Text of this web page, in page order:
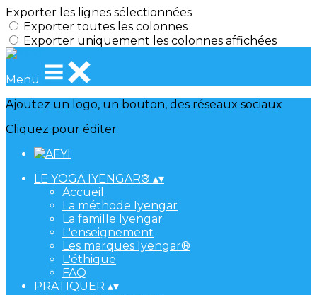
Exporter les lignes sélectionnées
Exporter toutes les colonnes
Exporter uniquement les colonnes affichées
Menu
Ajoutez un logo, un bouton, des réseaux sociaux
Cliquez pour éditer
LE YOGA IYENGAR® ▴▾
Accueil
La méthode Iyengar
La famille Iyengar
L'enseignement
Les marques Iyengar®
L'éthique
FAQ
PRATIQUER ▴▾